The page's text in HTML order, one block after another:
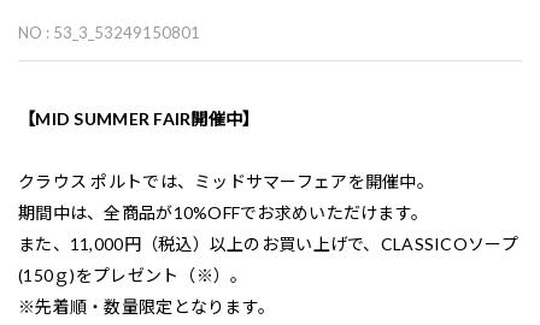
NO : 53_3_53249150801
【MID SUMMER FAIR開催中】
クラウス ポルトでは、ミッドサマーフェアを開催中。
期間中は、全商品が10%OFFでお求めいただけます。
また、11,000円（税込）以上のお買い上げで、CLASSICOソープ
(150ｇ)をプレゼント（※）。
※先着順・数量限定となります。